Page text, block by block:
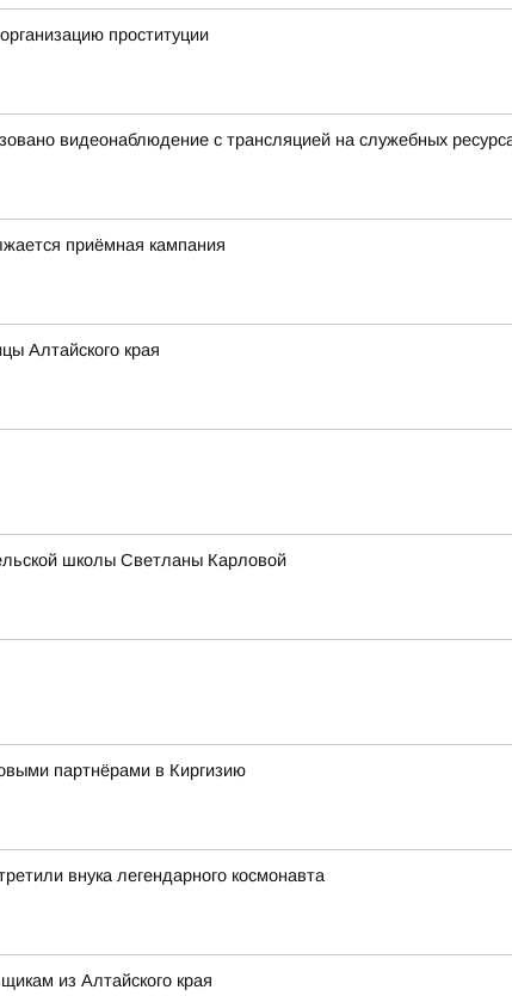
проституции
видеонаблюдение с трансляцией на служебных
приёмная кампания
Алтайского края
школы Светланы Карловой
партнёрами в Киргизию
внука легендарного космонавта
из Алтайского края